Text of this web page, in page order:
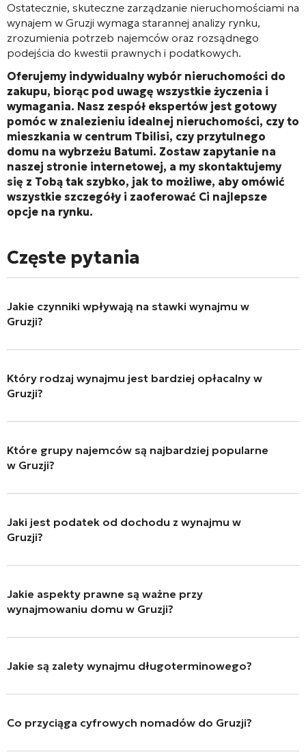
Ostatecznie, skuteczne zarządzanie nieruchomościami na
wynajem w Gruzji wymaga starannej analizy rynku,
zrozumienia potrzeb najemców oraz rozsądnego
podejścia do kwestii prawnych i podatkowych.
Oferujemy indywidualny wybór nieruchomości do
zakupu, biorąc pod uwagę wszystkie życzenia i
wymagania. Nasz zespół ekspertów jest gotowy
pomóc w znalezieniu idealnej nieruchomości, czy to
mieszkania w centrum Tbilisi, czy przytulnego
domu na wybrzeżu Batumi. Zostaw zapytanie na
naszej stronie internetowej, a my skontaktujemy
się z Tobą tak szybko, jak to możliwe, aby omówić
wszystkie szczegóły i zaoferować Ci najlepsze
opcje na rynku.
Częste pytania
Jakie czynniki wpływają na stawki wynajmu w
Gruzji?
warunków ekonomicznych. Na przykład w Tbilisi, stale
wysoki popyt wspiera ceny, podczas gdy w Batumi ceny
wahają się w zależności od sezonu turystycznego.
Który rodzaj wynajmu jest bardziej opłacalny w
Gruzji?
przychody ze względu na wysokie stawki dzienne,
zwłaszcza w obszarach turystycznych. Wymaga to jednak
większego wysiłku i wiąże się z ryzykiem przestojów.
Które grupy najemców są najbardziej popularne
w Gruzji?
nomadzi i zagraniczni pracownicy pracujący zdalnie.
Jaki jest podatek od dochodu z wynajmu w
Gruzji?
ustalony na poziomie 5%, co czyni wynajem atrakcyjnym
dla wynajmujących.
Jakie aspekty prawne są ważne przy
wynajmowaniu domu w Gruzji?
określenie wszystkich warunków najmu i przestrzeganie
praw najemców do terminowego wypowiedzenia umowy.
Jakie są zalety wynajmu długoterminowego?
i mniej kłopotów, ponieważ nie wymagają ciągłego
poszukiwania nowych najemców.
Co przyciąga cyfrowych nomadów do Gruzji?